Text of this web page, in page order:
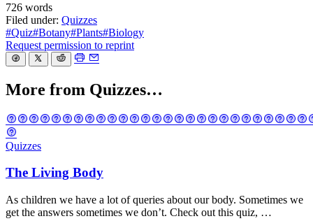
726 words
Filed under: Quizzes
#Quiz#Botany#Plants#Biology
Request permission to reprint
More from Quizzes…
Quizzes
The Living Body
As children we have a lot of queries about our body. Sometimes we
get the answers sometimes we don’t. Check out this quiz, …